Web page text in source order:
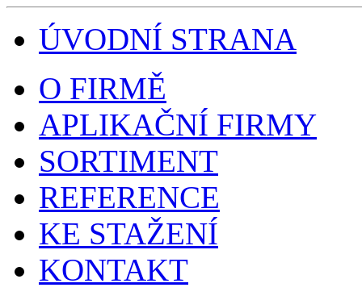
ÚVODNÍ STRANA
O FIRMĚ
APLIKAČNÍ FIRMY
SORTIMENT
REFERENCE
KE STAŽENÍ
KONTAKT